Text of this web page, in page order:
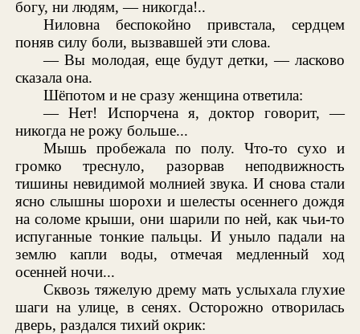
богу, ни людям, — никогда!..
Ниловна беспокойно привстала, сердцем
поняв силу боли, вызвавшей эти слова.
— Вы молодая, еще будут детки, — ласково
сказала она.
Шёпотом и не сразу женщина ответила:
— Нет! Испорчена я, доктор говорит, —
никогда не рожу больше...
Мышь пробежала по полу. Что-то сухо и
громко треснуло, разорвав неподвижность
тишины невидимой молнией звука. И снова стали
ясно слышны шорохи и шелесты осеннего дождя
на соломе крыши, они шарили по ней, как чьи-то
испуганные тонкие пальцы. И уныло падали на
землю капли воды, отмечая медленный ход
осенней ночи...
Сквозь тяжелую дрему мать услыхала глухие
шаги на улице, в сенях. Осторожно отворилась
дверь, раздался тихий окрик: